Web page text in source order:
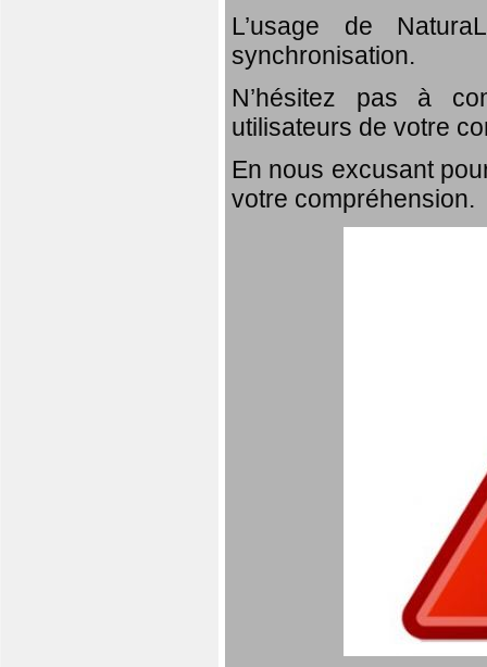
L’usage de
synchronisation.
N’hésitez pas à
utilisateurs de votre
En nous excusant
votre compréhension.